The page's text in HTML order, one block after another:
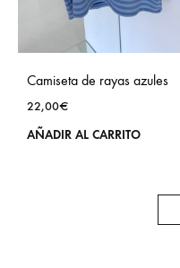
Camiseta de rayas azules
22,00€
AÑADIR AL CARRITO